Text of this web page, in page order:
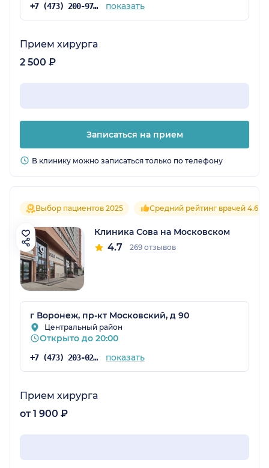
+7 (473) 200-97-34 показать
Прием хирурга
2 500 ₽
Записаться на прием
В клинику можно записаться только по телефону
Выбор пациентов 2025 Средний рейтинг врачей 4.6
Клиника Сова на Московском
4.7 269 отзывов
г Воронеж, пр-кт Московский, д 90
Центральный район
Открыто до 20:00
+7 (473) 203-02-74 показать
Прием хирурга
от 1 900 ₽